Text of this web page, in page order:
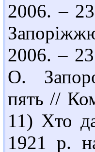
2006. –
2006. –
О.
пять //
11) Хто
1921 р.